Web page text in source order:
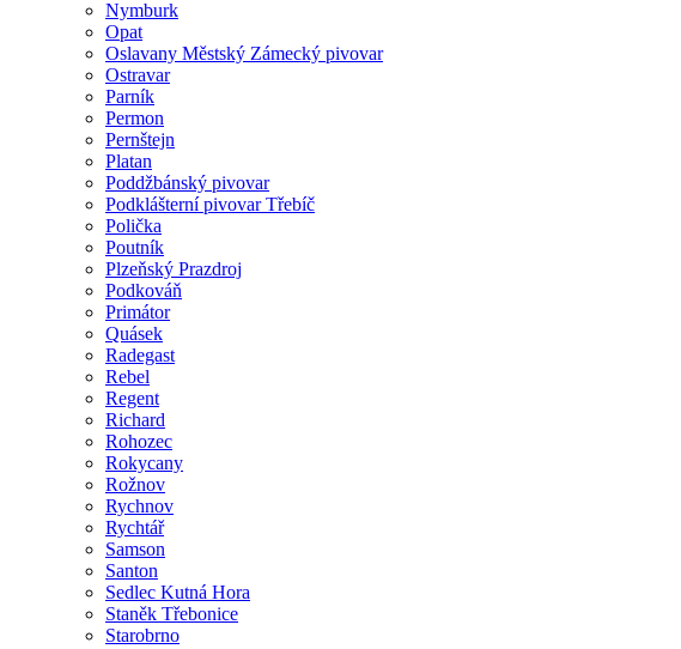
Nymburk
Opat
Oslavany Městský Zámecký pivovar
Ostravar
Parník
Permon
Pernštejn
Platan
Poddžbánský pivovar
Podklášterní pivovar Třebíč
Polička
Poutník
Plzeňský Prazdroj
Podkováň
Primátor
Quásek
Radegast
Rebel
Regent
Richard
Rohozec
Rokycany
Rožnov
Rychnov
Rychtář
Samson
Santon
Sedlec Kutná Hora
Staněk Třebonice
Starobrno